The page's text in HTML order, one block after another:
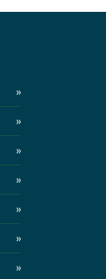
»
»
»
»
»
»
»